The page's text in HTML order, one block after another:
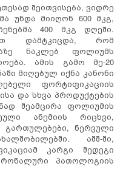
შეითვისება, ვიდრე
უნდა მიიღონ 600 მკგ,
400 მკგ დღეში.
დამტკიცდა, რომ
ნაკლებ ფოლიუმს
ამის გამო მე-20
მიღებულ იქნა კანონი
ფორტიფიკაციის
და სხვა პროდუქტების
შეამცირა ფოლიუმის
ანემიის რიცხვი,
ნერვული
აშშ-ში,
კარგი შედეგი
პათოლოგიის